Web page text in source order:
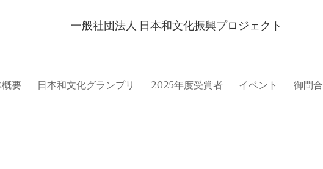
一般社団法人 日本和文化振興プロジェクト
要 日本和文化グランプリ 2025年度受賞者 イベント 御問